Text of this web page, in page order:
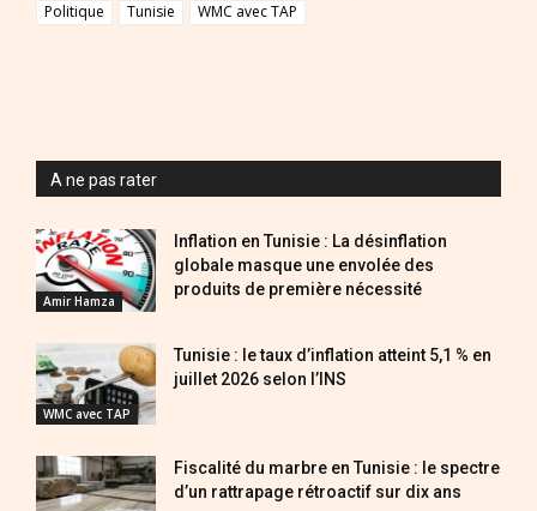
Politique
Tunisie WMC avec TAP
A ne pas rater
Amir Hamza
Inflation en Tunisie : La désinflation
globale masque une envolée des
produits de première nécessité
WMC avec TAP
Tunisie : le taux d’inflation atteint 5,1 % en
juillet 2026 selon l’INS
Fiscalité du marbre en Tunisie : le spectre
d’un rattrapage rétroactif sur dix ans